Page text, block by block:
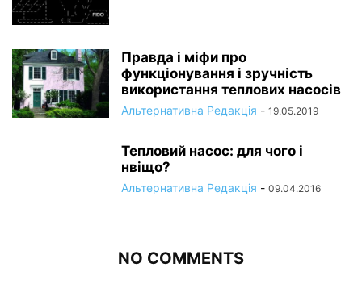
Правда і міфи про
функціонування і зручність
використання теплових насосів
Альтернативна Редакція - 19.05.2019
Тепловий насос: для чого і
нвіщо?
Альтернативна Редакція - 09.04.2016
NO COMMENTS